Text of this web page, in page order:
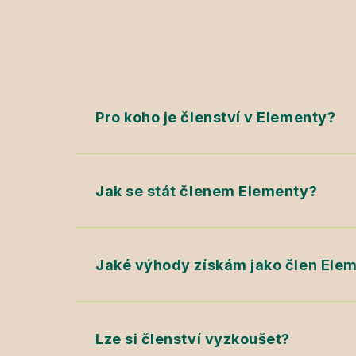
Pro koho je členství v Elementy?
Jak se stát členem Elementy?
Jaké výhody získám jako člen
Lze si členství vyzkoušet?